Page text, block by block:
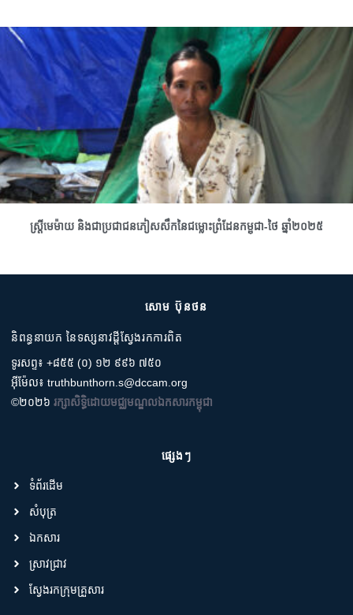
ស្រ្តីមេម៉ាយ និងជាប្រជាជនភៀសសឹកនៃជម្លោះព្រំដែនកម្ពុជា-ថៃ ឆ្នាំ២០២៥
សោម ប៊ុនថន
និពន្ធនាយក នៃទស្សនាវដ្តីស្វែងរកការពិត
ទូរសព្ទ៖ +៨៥៥ (០) ១២ ៩៩៦ ៧៥០
អ៊ីម៉ែល៖ truthbunthorn.s@dccam.org
©២០២៦ រក្សាសិទ្ធិដោយមជ្ឈមណ្ឌលឯកសារកម្ពុជា
ផ្សេងៗ
ទំព័រដើម
សំបុត្រ
ឯកសារ
ស្រាវជ្រាវ
ស្វែងរកក្រុមគ្រួសារ